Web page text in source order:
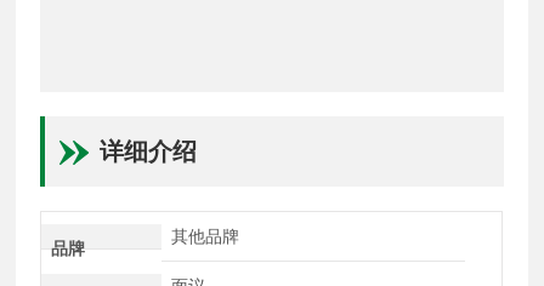
详细介绍
品牌
其他品牌